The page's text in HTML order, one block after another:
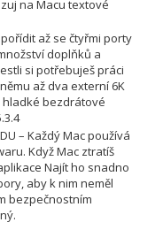
na Macu textové
pořídit až se čtyřmi porty
doplňků a
si potřebuješ práci
až dva externí 6K
hladké bezdrátové
– Každý Mac používá
Když Mac ztratíš
Najít ho snadno
aby k nim neměl
bezpečnostním